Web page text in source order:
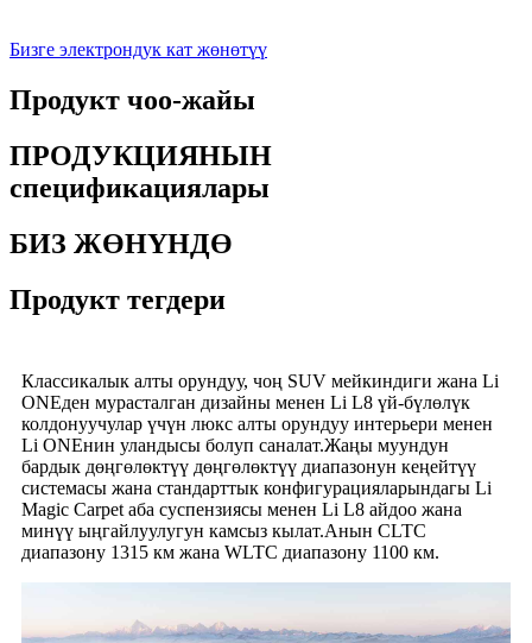
Бизге электрондук кат жөнөтүү
Продукт чоо-жайы
ПРОДУКЦИЯНЫН
спецификациялары
БИЗ ЖӨНҮНДӨ
Продукт тегдери
Классикалык алты орундуу, чоң SUV мейкиндиги жана Li
ONEден мурасталган дизайны менен Li L8 үй-бүлөлүк
колдонуучулар үчүн люкс алты орундуу интерьери менен
Li ONEнин уландысы болуп саналат.Жаңы муундун
бардык дөңгөлөктүү дөңгөлөктүү диапазонун кеңейтүү
системасы жана стандарттык конфигурацияларындагы Li
Magic Carpet аба суспензиясы менен Li L8 айдоо жана
минүү ыңгайлуулугун камсыз кылат.Анын CLTC
диапазону 1315 км жана WLTC диапазону 1100 км.